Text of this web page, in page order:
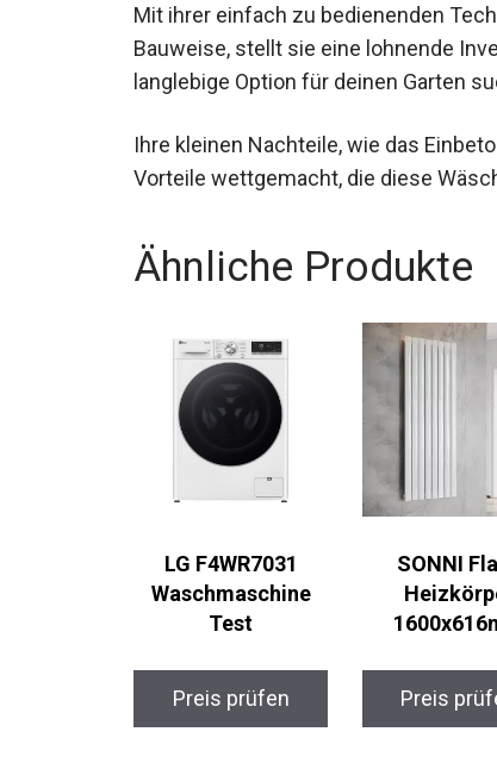
Mit ihrer einfach zu bedienenden
Bauweise, stellt sie eine lohnende
langlebige Option für deinen Garten
Ihre kleinen Nachteile, wie das
Vorteile wettgemacht, die diese
Ähnliche Produkte
LG F4WR7031
Waschmaschine
Test
Preis prüfen
SONNI
Preis